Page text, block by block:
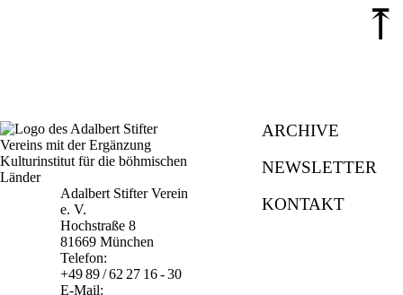
⤒
Adalbert Stifter Verein
e. V.
Hochstraße 8
81669 München
Telefon:
+49 89 / 62 27 16 - 30
E-Mail:
ARCHIVE
NEWSLETTER
KONTAKT